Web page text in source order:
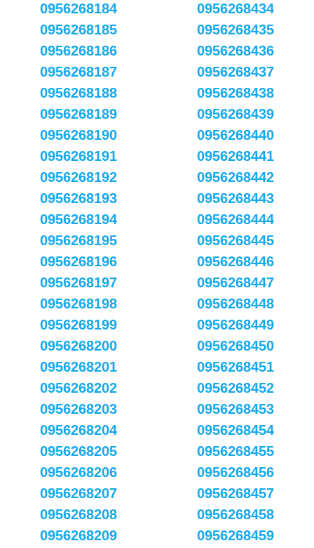
0956268184
0956268185
0956268186
0956268187
0956268188
0956268189
0956268190
0956268191
0956268192
0956268193
0956268194
0956268195
0956268196
0956268197
0956268198
0956268199
0956268200
0956268201
0956268202
0956268203
0956268204
0956268205
0956268206
0956268207
0956268208
0956268209
0956268434
0956268435
0956268436
0956268437
0956268438
0956268439
0956268440
0956268441
0956268442
0956268443
0956268444
0956268445
0956268446
0956268447
0956268448
0956268449
0956268450
0956268451
0956268452
0956268453
0956268454
0956268455
0956268456
0956268457
0956268458
0956268459